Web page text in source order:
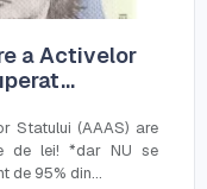
a Activelor
Statului (AAAS) are
de lei! *dar NU se
de 95% din...